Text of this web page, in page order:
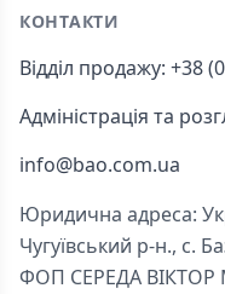
КОНТАКТИ
Відділ продажу: +38
Адміністрація та
info@bao.com.ua
Юридична адреса:
Чугуївський р-н., с.
ФОП СЕРЕДА